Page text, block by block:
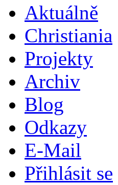
Aktuálně
Christiania
Projekty
Archiv
Blog
Odkazy
E-Mail
Přihlásit se